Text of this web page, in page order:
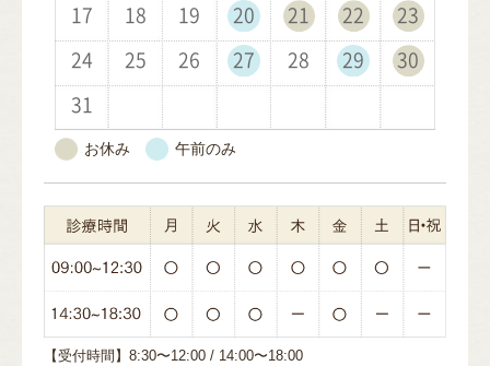
17
18 19 20 21 22
23
24
25 26 27 28 29
30
31
21
22 23 24 25 26
27
28
29 30
19
20 21 22 23 24
25
26
27 28 29 30 31
16
17 18 19 20 21
22
23
24 25 26 27 28
29
30
21
22 23 24 25 26
27
28
29 30 31
18
19 20 21 22 23
24
25
26 27 28 29 30 31
22
23 24 25 26 27 28
22
23 24 25 26 27
28
29
30 31
19
20 21 22 23 24
25
26
27 28 29 30
17
18 19 20 21 22
23
24
25 26 27 28 29
30
31
21
22 23 24 25 26
27
28
29 30
19
20 21 22 23 24
25
26
27 28 29 30 31
お休み 午前のみ
【受付時間】8:30〜12:00 / 14:00〜18:00